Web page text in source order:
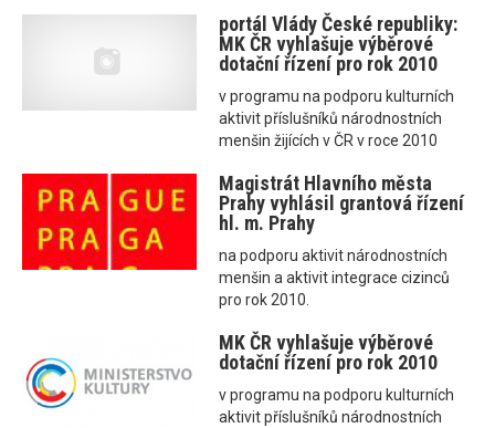
portál Vlády České republiky:
MK ČR vyhlašuje výběrové
dotační řízení pro rok 2010
v programu na podporu kulturních
aktivit příslušníků národnostních
menšin žijících v ČR v roce 2010
Magistrát Hlavního města
Prahy vyhlásil grantová řízení
hl. m. Prahy
na podporu aktivit národnostních
menšin a aktivit integrace cizinců
pro rok 2010.
MK ČR vyhlašuje výběrové
dotační řízení pro rok 2010
v programu na podporu kulturních
aktivit příslušníků národnostních